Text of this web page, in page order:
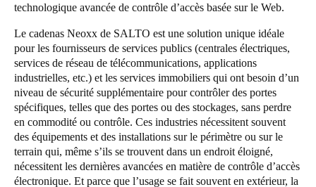
Poland
Polski
Czech Republic
Čeština
DanskereEnglish
Sweden
technologique avancée de contrôle d’accès basée sur le Web.
Le cadenas Neoxx de SALTO est une solution unique idéale
pour les fournisseurs de services publics (centrales électriques,
services de réseau de télécommunications, applications
industrielles, etc.) et les services immobiliers qui ont besoin d’un
niveau de sécurité supplémentaire pour contrôler des portes
spécifiques, telles que des portes ou des stockages, sans perdre
en commodité ou contrôle. Ces industries nécessitent souvent
des équipements et des installations sur le périmètre ou sur le
terrain qui, même s’ils se trouvent dans un endroit éloigné,
nécessitent les dernières avancées en matière de contrôle d’accès
électronique. Et parce que l’usage se fait souvent en extérieur, la